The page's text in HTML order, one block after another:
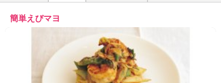
簡単えびマヨ